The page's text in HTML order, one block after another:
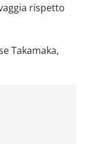
rispetto
Takamaka,